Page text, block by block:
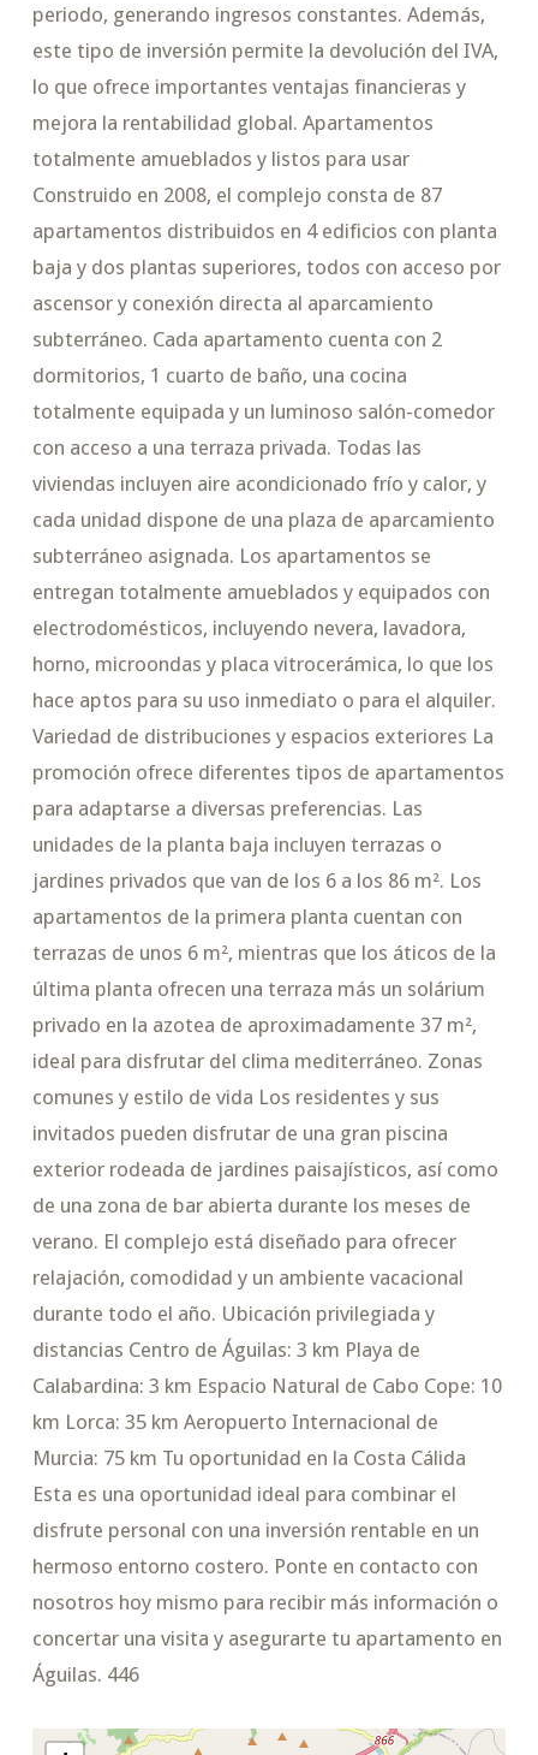
periodo, generando ingresos constantes. Además,
este tipo de inversión permite la devolución del IVA,
lo que ofrece importantes ventajas financieras y
mejora la rentabilidad global. Apartamentos
totalmente amueblados y listos para usar
Construido en 2008, el complejo consta de 87
apartamentos distribuidos en 4 edificios con planta
baja y dos plantas superiores, todos con acceso por
ascensor y conexión directa al aparcamiento
subterráneo. Cada apartamento cuenta con 2
dormitorios, 1 cuarto de baño, una cocina
totalmente equipada y un luminoso salón-comedor
con acceso a una terraza privada. Todas las
viviendas incluyen aire acondicionado frío y calor, y
cada unidad dispone de una plaza de aparcamiento
subterráneo asignada. Los apartamentos se
entregan totalmente amueblados y equipados con
electrodomésticos, incluyendo nevera, lavadora,
horno, microondas y placa vitrocerámica, lo que los
hace aptos para su uso inmediato o para el alquiler.
Variedad de distribuciones y espacios exteriores La
promoción ofrece diferentes tipos de apartamentos
para adaptarse a diversas preferencias. Las
unidades de la planta baja incluyen terrazas o
jardines privados que van de los 6 a los 86 m². Los
apartamentos de la primera planta cuentan con
terrazas de unos 6 m², mientras que los áticos de la
última planta ofrecen una terraza más un solárium
privado en la azotea de aproximadamente 37 m²,
ideal para disfrutar del clima mediterráneo. Zonas
comunes y estilo de vida Los residentes y sus
invitados pueden disfrutar de una gran piscina
exterior rodeada de jardines paisajísticos, así como
de una zona de bar abierta durante los meses de
verano. El complejo está diseñado para ofrecer
relajación, comodidad y un ambiente vacacional
durante todo el año. Ubicación privilegiada y
distancias Centro de Águilas: 3 km Playa de
Calabardina: 3 km Espacio Natural de Cabo Cope: 10
km Lorca: 35 km Aeropuerto Internacional de
Murcia: 75 km Tu oportunidad en la Costa Cálida
Esta es una oportunidad ideal para combinar el
disfrute personal con una inversión rentable en un
hermoso entorno costero. Ponte en contacto con
nosotros hoy mismo para recibir más información o
concertar una visita y asegurarte tu apartamento en
Águilas. 446